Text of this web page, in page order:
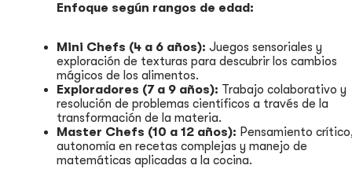
Enfoque según rangos de edad:
Mini Chefs (4 a 6 años): Juegos sensoriales y
exploración de texturas para descubrir los cambios
mágicos de los alimentos.
Exploradores (7 a 9 años): Trabajo colaborativo y
resolución de problemas científicos a través de la
transformación de la materia.
Master Chefs (10 a 12 años): Pensamiento
autonomía en recetas complejas y manejo de
matemáticas aplicadas a la cocina.